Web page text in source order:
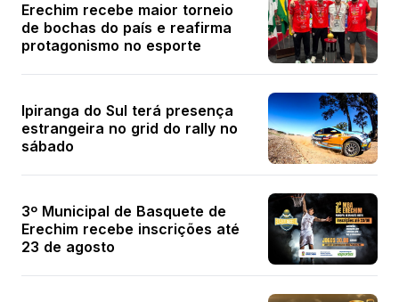
Erechim recebe maior torneio
de bochas do país e reafirma
protagonismo no esporte
Ipiranga do Sul terá presença
estrangeira no grid do rally no
sábado
3º Municipal de Basquete de
Erechim recebe inscrições até
23 de agosto